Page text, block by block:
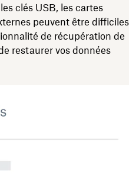
clés USB, les cartes
peuvent être difficiles
de récupération de
restaurer vos données